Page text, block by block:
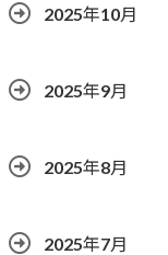
2025年10月
2025年9月
2025年8月
2025年7月